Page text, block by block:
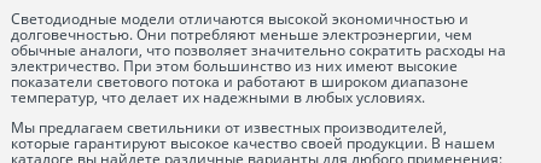
Светодиодные модели отличаются высокой экономичностью и
долговечностью. Они потребляют меньше электроэнергии, чем
обычные аналоги, что позволяет значительно сократить расходы на
электричество. При этом большинство из них имеют высокие
показатели светового потока и работают в широком диапазоне
температур, что делает их надежными в любых условиях.
Мы предлагаем светильники от известных производителей,
которые гарантируют высокое качество своей продукции. В нашем
каталоге вы найдете различные варианты для любого применения: